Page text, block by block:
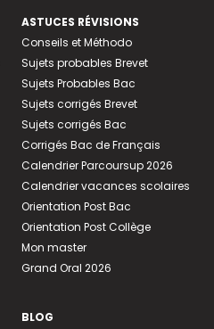
ASTUCES RÉVISIONS
Conseils et Méthodo
Sujets probables Brevet
Sujets Probables Bac
Sujets corrigés Brevet
Sujets corrigés Bac
Corrigés Bac de Français
Calendrier Parcoursup 2026
Calendrier vacances scolaires
Orientation Post Bac
Orientation Post Collège
Mon master
Grand Oral 2026
BLOG